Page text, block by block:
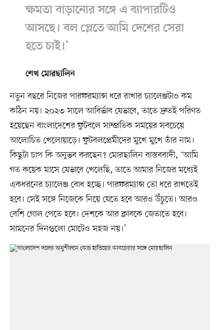
ক্ষমতা বাড়ানোর সঙ্গে এ ব্যাপারটিও
আসছে। বল প্লেতে আমি দেশের সেরা
হতে চাই।’
শেখ মোরছালিন
নতুন বছরে নিজের পারফরম্যান্স ধরে রাখার চ্যালেঞ্জটাও কম
কঠিন নয়। ২০২৩ সালে আবির্ভাব যেভাবে, তাতে দ্রুতই পরিণত
হয়েছেন বাংলাদেশের ফুটবলে সাম্প্রতিক সময়ের সবচেয়ে
আলোচিত খেলোয়াড়ে। ফুটবলপ্রেমীদের মুখে মুখে তাঁর নাম।
কিছুটা চাপ কি অনুভব করছেন? মোরছালিন বাস্তববাদী, ‘আমি
গত কয়েক মাসে যেভাবে খেলেছি, তাতে আমার নিজের মধ্যেই
একধরনের চ্যালেঞ্জ বোধ হচ্ছে। পারফরম্যান্স তো ধরে রাখতেই
হবে। সেই সঙ্গে নিজেকে নিয়ে যেতে হবে আরও উঁচুতে। আরও
বেশি গোল পেতে হবে। দেশকে আর ক্লাবকে জেতাতে হবে।
সামনের দিনগুলো মোটেও সহজ নয়।’